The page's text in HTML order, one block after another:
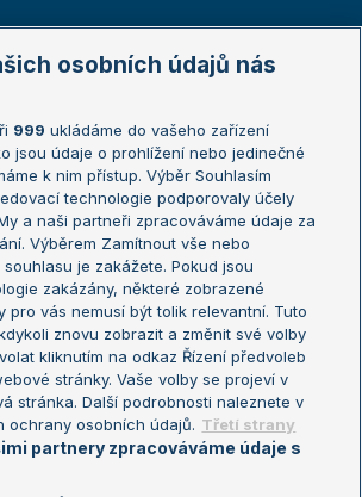
Australian Open
French Open
Wimbledon
US Open
Turnaj mistrů
Turnaj mistryň
osobních údajů nás
999 ukládáme do vašeho zařízení
jsou údaje o prohlížení nebo jedinečné
k nim přístup. Výběr Souhlasím
technologie podporovaly účely
a naši partneři zpracováváme údaje za
Výběrem Zamítnout vše nebo
je zakážete. Pokud jsou
zakázány, některé zobrazené
pro vás nemusí být tolik relevantní. Tuto
znovu zobrazit a změnit své volby
kliknutím na odkaz Řízení předvoleb
stránky. Vaše volby se projeví v
stránka. Další podrobnosti naleznete v
ochrany osobních údajů. Třetí strany
partnery zpracováváme údaje s